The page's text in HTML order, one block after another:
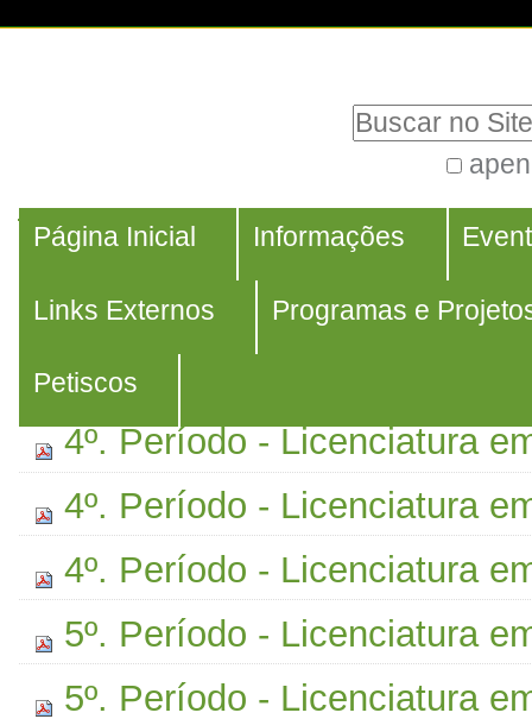
|
Ir
navegação
Avançada…
Navegação
Página Inicial Informações
Links Externos Programas e
Petiscos
Navegação
1º. Período
2º. Período
3º. Período
4º. Período - Licenciatura
4º. Período - Licenciatura
4º. Período - Licenciatura
5º. Período - Licenciatura
5º. Período - Licenciatura